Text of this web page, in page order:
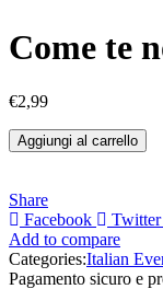
Come te
€2,99
Come
te
c'è
nessuno
quantità
Aggiungi al carrello
Share
Facebook
Twitter
Add to compare
Categories:Italian
Pagamento sicuro e